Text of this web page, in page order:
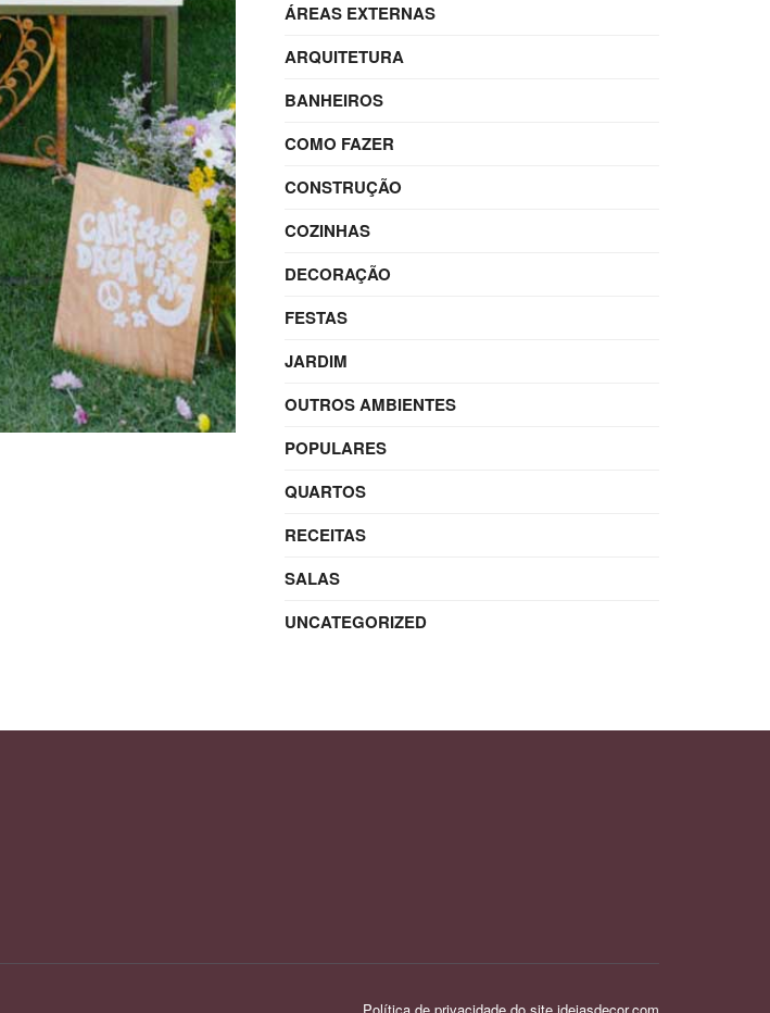
ÁREAS EXTERNAS
ARQUITETURA
BANHEIROS
COMO FAZER
CONSTRUÇÃO
COZINHAS
DECORAÇÃO
FESTAS
JARDIM
OUTROS AMBIENTES
POPULARES
QUARTOS
RECEITAS
SALAS
UNCATEGORIZED